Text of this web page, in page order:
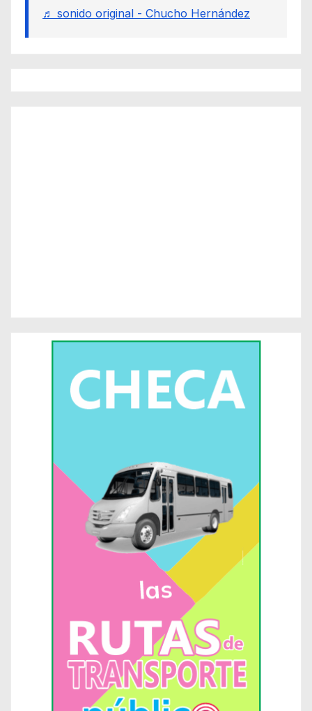
♬ sonido original - Chucho Hernández